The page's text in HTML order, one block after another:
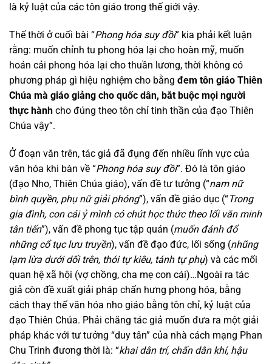
là kỷ luật của các tôn giáo trong thế giới vậy.
Thế thời ở cuối bài “Phong hóa suy đồi” kia phải kết luận
rằng: muốn chỉnh tu phong hóa lại cho hoàn mỹ, muốn
hoán cải phong hóa lại cho thuần lương, thời không có
phương pháp gì hiệu nghiệm cho bằng đem tôn giáo Thiên
Chúa mà giáo giảng cho quốc dân, bắt buộc mọi người
thực hành cho đúng theo tôn chỉ tinh thần của đạo Thiên
Chúa vậy”.
Ở đoạn văn trên, tác giả đã đụng đến nhiều lĩnh vực của
văn hóa khi bàn về “Phong hóa suy đồi”. Đó là tôn giáo
(đạo Nho, Thiên Chúa giáo), vấn đề tư tưởng (“nam nữ
bình quyền, phụ nữ giải phóng”), vấn đề giáo dục (“Trong
gia đình, con cái ỷ mình có chút học thức theo lối văn minh
tân tiến”), vấn đề phong tục tập quán (muốn đánh đổ
những cổ tục lưu truyền), vấn đề đạo đức, lối sống (nhũng
lạm lừa dưới dối trên, thói tự kiêu, tánh tự phụ) và các mối
quan hệ xã hội (vợ chồng, cha mẹ con cái)…Ngoài ra tác
giả còn đề xuất giải pháp chấn hưng phong hóa, bằng
cách thay thế văn hóa nho giáo bằng tôn chỉ, kỷ luật của
đạo Thiên Chúa. Phải chăng tác giả muốn đưa ra một giải
pháp khác với tư tưởng “duy tân” của nhà cách mạng Phan
Chu Trinh đương thời là: “khai dân trí, chấn dân khí, hậu